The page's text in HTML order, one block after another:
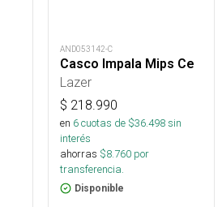
AND053142-C
Casco Impala Mips Ce
Lazer
$ 218.990
en 6cuotas de $36.498sin
interés
ahorras $8.760 por
transferencia.
Disponible